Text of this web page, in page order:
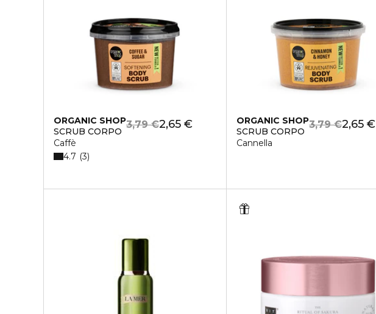
ORGANIC SHOP
SCRUB CORPO
Caffè
2,65 €
3,79 €
4.7 3
ORGANIC SHOP
SCRUB CORPO
Cannella
2,65 €
3,79 €